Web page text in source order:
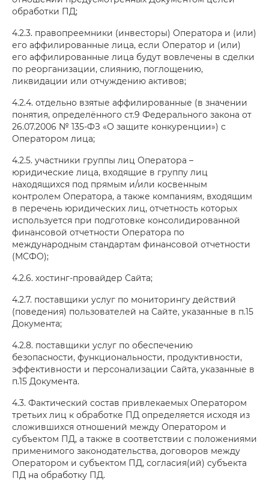
обработки ПД;
4.2.3. правопреемники (инвесторы) Оператора и (или)
его аффилированные лица, если Оператор и (или)
его аффилированные лица будут вовлечены в сделки
по реорганизации, слиянию, поглощению,
ликвидации или отчуждению активов;
4.2.4. отдельно взятые аффилированные (в значении
понятия, определённого ст.9 Федерального закона от
26.07.2006 № 135-ФЗ «О защите конкуренции») с
Оператором лица;
4.2.5. участники группы лиц Оператора –
юридические лица, входящие в группу лиц
находящихся под прямым и/или косвенным
контролем Оператора, а также компаниям, входящим
в перечень юридических лиц, отчетность которых
используется при подготовке консолидированной
финансовой отчетности Оператора по
международным стандартам финансовой отчетности
(МСФО);
4.2.6. хостинг-провайдер Сайта;
4.2.7. поставщики услуг по мониторингу действий
(поведения) пользователей на Сайте, указанные в п.15
Документа;
4.2.8. поставщики услуг по обеспечению
безопасности, функциональности, продуктивности,
эффективности и персонализации Сайта, указанные в
п.15 Документа.
4.3. Фактический состав привлекаемых Оператором
третьих лиц к обработке ПД определяется исходя из
сложившихся отношений между Оператором и
субъектом ПД, а также в соответствии с положениями
применимого законодательства, договоров между
Оператором и субъектом ПД, согласия(ий) субъекта
ПД на обработку ПД.